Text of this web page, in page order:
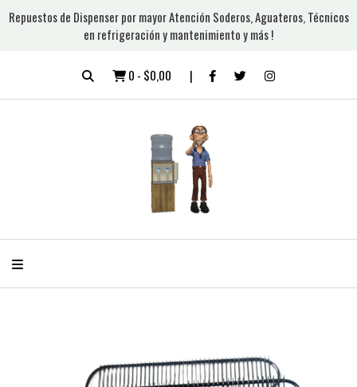
Repuestos de Dispenser por mayor Atención Soderos, Aguateros, Técnicos
en refrigeración y mantenimiento y más !
0 - $0,00